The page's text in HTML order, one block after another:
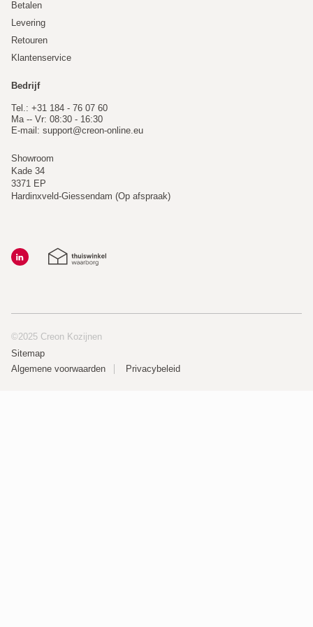
Betalen
Levering
Retouren
Klantenservice
Bedrijf
Tel.: +31 184 - 76 07 60
Ma -- Vr: 08:30 - 16:30
E-mail: support@creon-online.eu
Showroom
Kade 34
3371 EP
Hardinxveld-Giessendam (Op afspraak)
©2025 Creon Kozijnen
Sitemap
Algemene voorwaarden
Privacybeleid